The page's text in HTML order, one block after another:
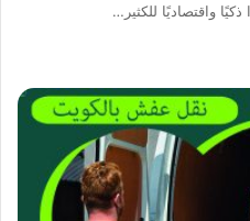
واقتصاديًا للكثير…